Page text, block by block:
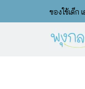
ของใช้เด็ก